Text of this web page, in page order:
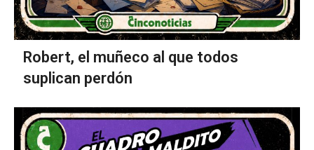
Robert, el muñeco al que todos
suplican perdón